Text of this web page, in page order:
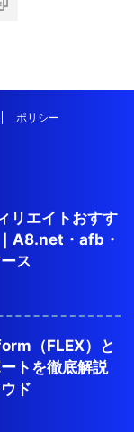
ポリシー
リエイトおすす
A8.net・afb・
ス
（FLEX）と
トを徹底解説
ド